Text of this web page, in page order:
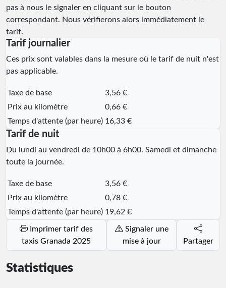
pas à nous le signaler en cliquant sur le bouton
correspondant. Nous vérifierons alors immédiatement le
tarif.
Tarif journalier
Ces prix sont valables dans la mesure où le tarif de nuit n'est
pas applicable.
Taxe de base
3,56 €
Prix au kilomètre
0,66 €
Temps d'attente (par heure) 16,33 €
Tarif de nuit
Du lundi au vendredi de 10h00 à 6h00. Samedi et dimanche
toute la journée.
Taxe de base
3,56 €
Prix au kilomètre
0,78 €
Temps d'attente (par heure) 19,62 €
taxis Granada 2025
Signaler une
mise à jour
Partager
Statistiques